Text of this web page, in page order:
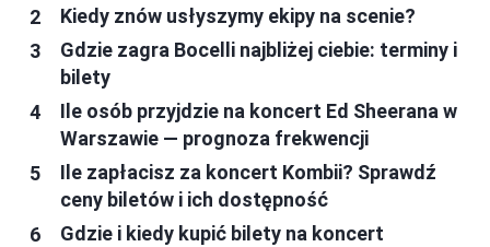
Kiedy znów usłyszymy ekipy na scenie?
Gdzie zagra Bocelli najbliżej ciebie: terminy i
bilety
Ile osób przyjdzie na koncert Ed Sheerana w
Warszawie — prognoza frekwencji
Ile zapłacisz za koncert Kombii? Sprawdź
ceny biletów i ich dostępność
Gdzie i kiedy kupić bilety na koncert